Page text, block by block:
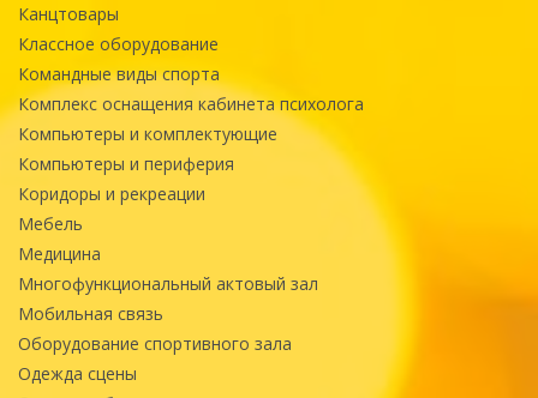
Канцтовары
Классное оборудование
Командные виды спорта
Комплекс оснащения кабинета психолога
Компьютеры и комплектующие
Компьютеры и периферия
Коридоры и рекреации
Мебель
Медицина
Многофункциональный актовый зал
Мобильная связь
Оборудование спортивного зала
Одежда сцены